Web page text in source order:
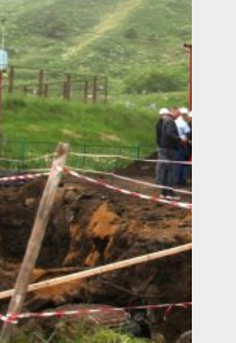
Охрана труда
Видеоматериалы
Членство в НКО
Работа в Общественных советах
Законодательство РФ по
техническим регламентам
Повышение квалификации,
профессиональная
переподготовка